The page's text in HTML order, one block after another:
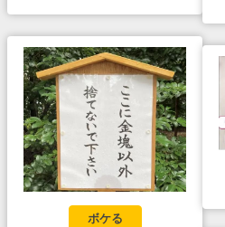
ボケる